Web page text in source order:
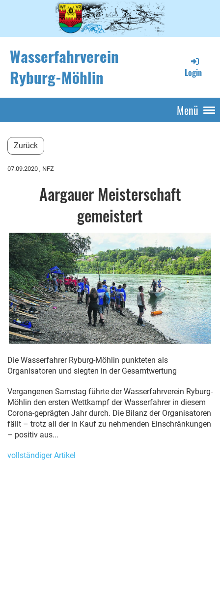
Wasserfahrverein
Ryburg-Möhlin
Login
Menü
Zurück
07.09.2020 , NFZ
Aargauer Meisterschaft
gemeistert
Die Wasserfahrer Ryburg-Möhlin punkteten als
Organisatoren und siegten in der Gesamtwertung
Vergangenen Samstag führte der Wasserfahrverein Ryburg-
Möhlin den ersten Wettkampf der Wasserfahrer in diesem
Corona-geprägten Jahr durch. Die Bilanz der Organisatoren
fällt – trotz all der in Kauf zu nehmenden Einschränkungen
– positiv aus...
vollständiger Artikel